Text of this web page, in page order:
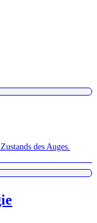
des Auges.